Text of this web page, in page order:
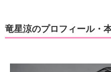
竜星涼のプロフィール・